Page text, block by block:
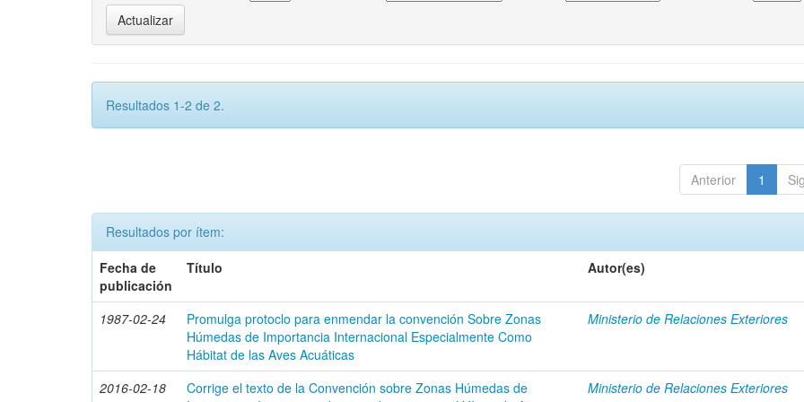
Resultados 1-2 de 2.
Anterior 1
Resultados por ítem:
Fecha de
publicación
Título Autor(es)
1987-02-24
Promulga protoclo para enmendar la convención Sobre Zonas
Húmedas de Importancia Internacional Especialmente Como
Hábitat de las Aves Acuáticas
Ministerio de Relaciones Exteriores
2016-02-18
Corrige el texto de la Convención sobre Zonas Húmedas de
Ministerio de Relaciones Exteriores